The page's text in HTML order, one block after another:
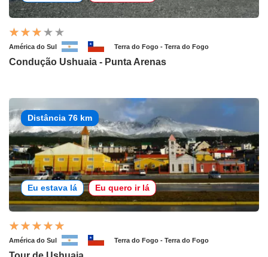
América do Sul Terra do Fogo - Terra do Fogo
Condução Ushuaia - Punta Arenas
Distância 76 km
Eu estava lá Eu quero ir lá
América do Sul Terra do Fogo - Terra do Fogo